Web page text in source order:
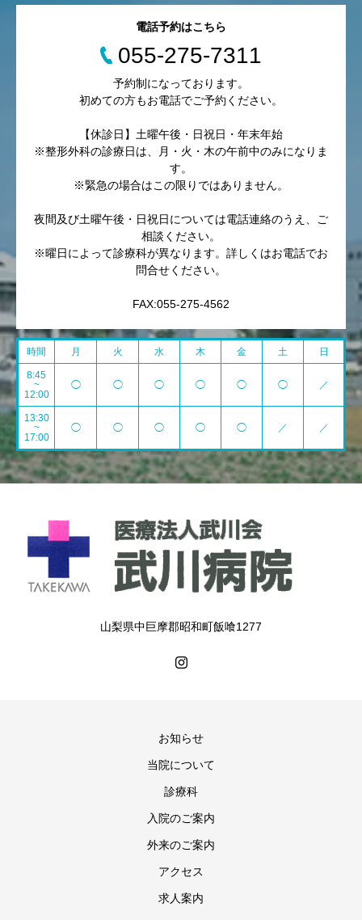
電話予約はこちら
055-275-7311
予約制になっております。
初めての方もお電話でご予約ください。
【休診日】土曜午後・日祝日・年末年始
※整形外科の診療日は、月・火・木の午前中のみになりま
す。
※緊急の場合はこの限りではありません。
夜間及び土曜午後・日祝日については電話連絡のうえ、ご
相談ください。
※曜日によって診療科が異なります。詳しくはお電話でお
問合せください。
FAX:055-275-4562
時間 月 火 水 木 金 土 日
8:45
~
12:00
◯ ◯ ◯ ◯ ◯ ◯ ／
13:30
~
17:00
◯ ◯ ◯ ◯ ◯ ／ ／
山梨県中巨摩郡昭和町飯喰1277
お知らせ
当院について
診療科
入院のご案内
外来のご案内
アクセス
求人案内